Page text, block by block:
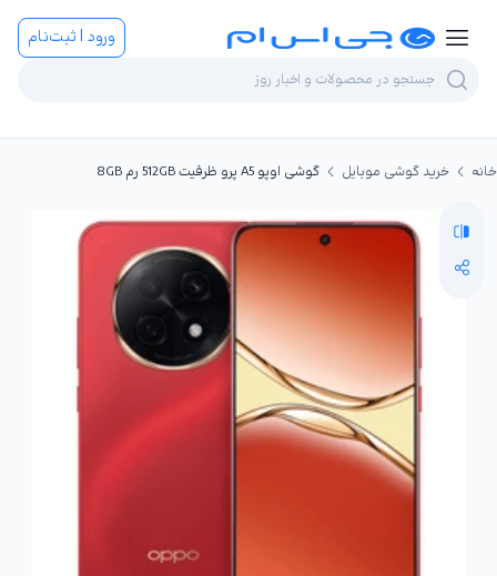
ورود | ثبت‌نام
خانه خرید گوشی موبایل گوشی اوپو A5 پرو ظرفیت 512GB رم 8GB